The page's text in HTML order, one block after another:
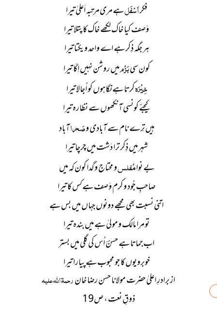
فکراَسْفَلہے مری مرتبہ اَعلیٰ تیرا
وَصف کیا خاک لکھے خاک کا پتلا تیرا
ہر جگہ ذِکر ہے اے واحد و یکتا تیرا
کون سیبَزْممیں روشن نہیں اِکّا تیرا
خِیْرَہکرتا ہے نگاہوں کو اُجالا تیرا
کیجئے کونسی آنکھوں سے نظارہ تیرا
ہیں تِرے نام سے آبادی وصَحراآباد
شہر میں ذِکر ترا دَشت میں چرچا تیرا
بے نوامُفلسو محتاج و گدا کون کہ میں
صاحبِ جُود و کرم وَصف ہے کس کا تیرا
اتنی نسبت بھی مجھے دونوں جہاں میں بس ہے
تو مرا مالک و مولیٰ ہے میں بندہ تیرا
اب جماتا ہے حسنؔ اُس کی گلی میں بستر
خوبرویوں کا جو محبوب ہے پیارا تیرا
از برادرِ اعلیٰ حضرت مولانا حسن رضا خانرحمۃ اللہ علیہ
ذوقِ نعت ، ص19